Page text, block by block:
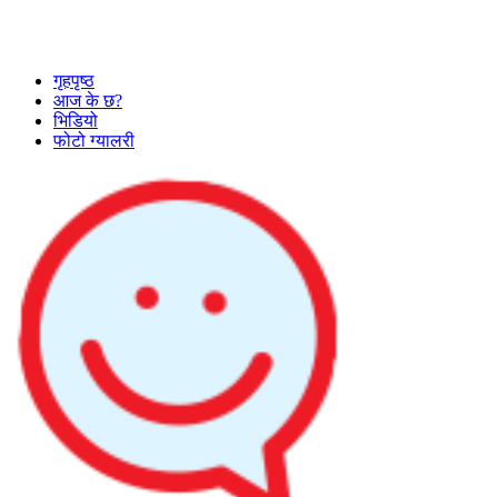
गृहपृष्ठ
आज के छ?
भिडियो
फोटो ग्यालरी